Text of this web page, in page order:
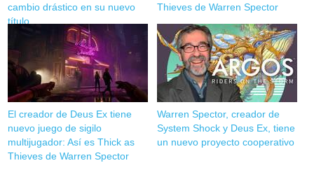
cambio drástico en su nuevo
título
Thieves de Warren Spector
El creador de Deus Ex tiene
nuevo juego de sigilo
multijugador: Así es Thick as
Thieves de Warren Spector
Warren Spector, creador de
System Shock y Deus Ex, tiene
un nuevo proyecto cooperativo